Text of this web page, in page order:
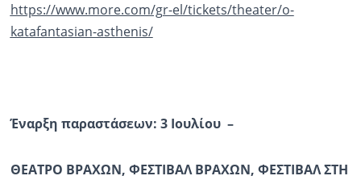
https://www.more.com/gr-el/tickets/theater/o-
katafantasian-asthenis/
Έναρξη παραστάσεων: 3 Ιουλίου–
ΘΕΑΤΡΟ ΒΡΑΧΩΝ, ΦΕΣΤΙΒΑΛ ΒΡΑΧΩΝ, ΦΕΣΤΙΒΑΛ ΣΤΗ